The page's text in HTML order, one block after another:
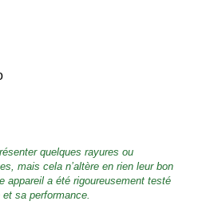
quelques rayures ou
mais cela n’altère en rien leur bon
appareil a été rigoureusement testé
sa performance.